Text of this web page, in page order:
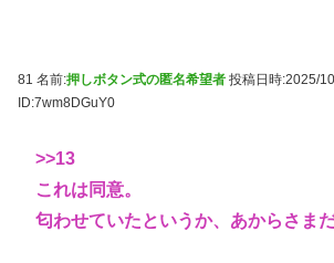
81 名前:押しボタン式の匿名希望者 投稿日時:2025/
ID:7wm8DGuY0
>>13
これは同意。
匂わせていたというか、あからさま